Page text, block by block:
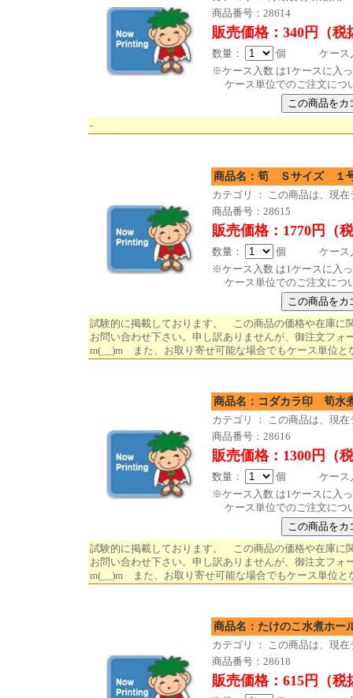
商品番号：28614
販売価格：340円（税
数量：
個 ケース入
※ケース入数 は1ケースに入
ケース単位でのご注文につ
-
商品名：筍 Ｓ
カテゴリ ： この商品は、現
商品番号：28615
販売価格：1770円（
数量：
個 ケース入
※ケース入数 は1ケースに入
ケース単位でのご注文につ
試験的に掲載しております。 この商品の価格や在庫に
お問い合わせ下さい。申し訳ありませんが、御注文フォ
m(__)m また、お取り寄せ可能な場合でもケース単位と
商品名：コダカラ印 筍
カテゴリ ： この商品は、現
商品番号：28616
販売価格：1300円（
数量：
個 ケース入
※ケース入数 は1ケースに入
ケース単位でのご注文につ
試験的に掲載しております。 この商品の価格や在庫に
お問い合わせ下さい。申し訳ありませんが、御注文フォ
m(__)m また、お取り寄せ可能な場合でもケース単位と
商品名：たけのこ水煮ホ
カテゴリ ： この商品は、現
商品番号：28618
販売価格：615円（税